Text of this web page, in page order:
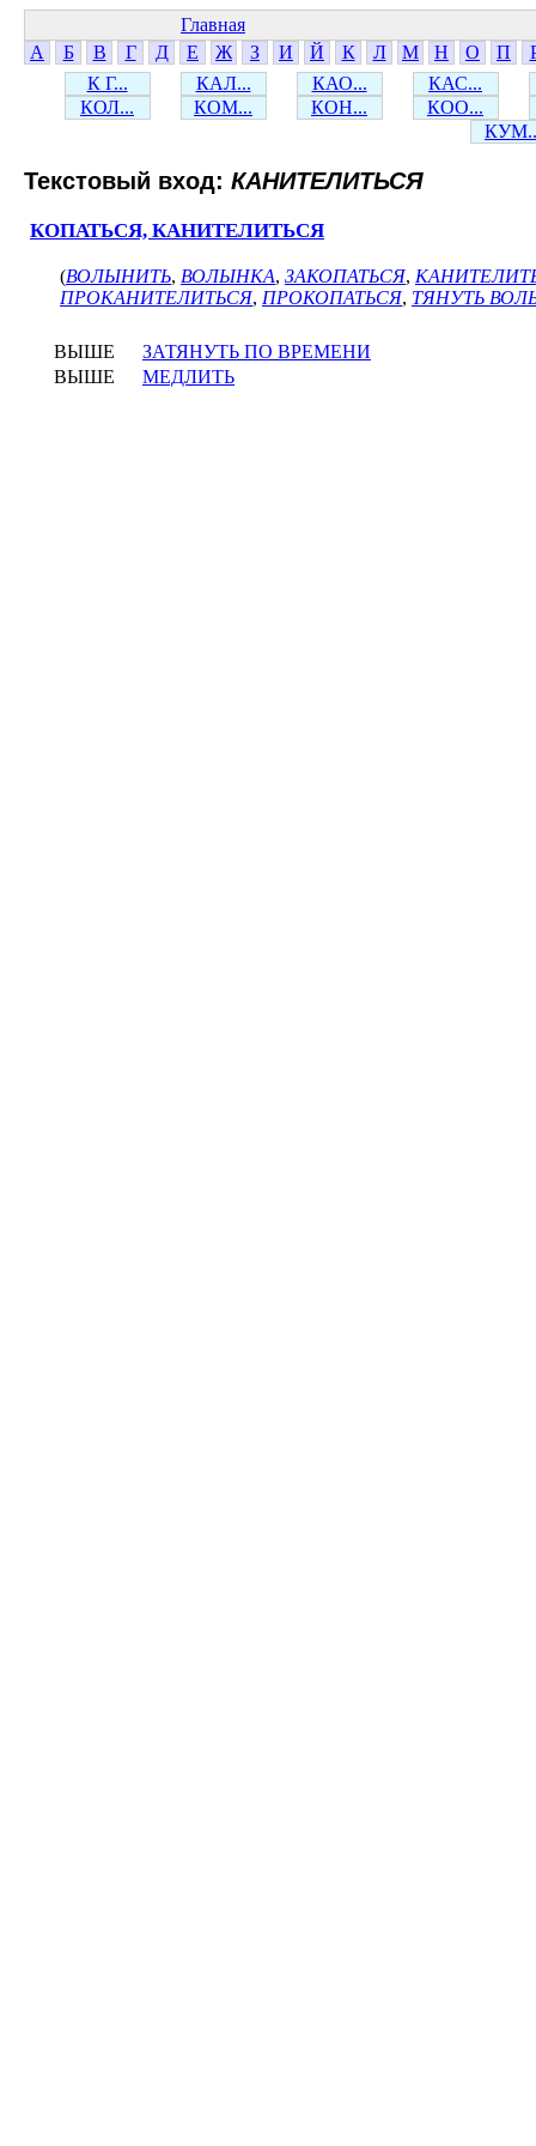
Главная
А
Б В Г Д Е Ж З И Й К Л М Н О П
К Г...
КАЛ... КАО...
КАС...
КОЛ...
КОМ... КОН...
КОО...
Текстовый вход: КАНИТЕЛИТЬСЯ
КОПАТЬСЯ, КАНИТЕЛИТЬСЯ
(ВОЛЫНИТЬ, ВОЛЫНКА, ЗАКОПАТЬСЯ,
ПРОКАНИТЕЛИТЬСЯ, ПРОКОПАТЬСЯ, ТЯНУТЬ
ВЫШЕ
ЗАТЯНУТЬ ПО ВРЕМЕНИ
ВЫШЕ
МЕДЛИТЬ